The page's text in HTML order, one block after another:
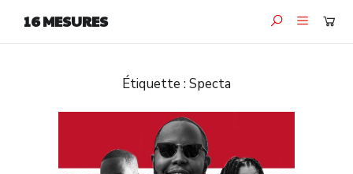
16 MESURES
Étiquette :Specta